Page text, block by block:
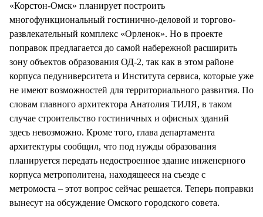
«Корстон-Омск» планирует построить
многофункциональный гостинично-деловой и торгово-
развлекательный комплекс «Орленок». Но в проекте
поправок предлагается до самой набережной расширить
зону объектов образования ОД-2, так как в этом районе
корпуса педуниверситета и Института сервиса, которые уже
не имеют возможностей для территориального развития. По
словам главного архитектора Анатолия ТИЛЯ, в таком
случае строительство гостиничных и офисных зданий
здесь невозможно. Кроме того, глава департамента
архитектуры сообщил, что под нужды образования
планируется передать недостроенное здание инженерного
корпуса метрополитена, находящееся на съезде с
метромоста – этот вопрос сейчас решается. Теперь поправки
вынесут на обсуждение Омского городского совета.